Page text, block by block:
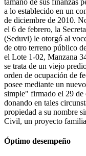
tamaño de sus finanzas
a lo establecido en un
de diciembre de 2010.
el 6 de febrero, la
(Seduvi) le otorgó al
de otro terreno público
el Lote 1-02, Manzana
se trata de un viejo
orden de ocupación de
posee mediante un
simple" firmado el 29 de
donando en tales
propiedad a su nombre
Civil, un proyecto
Óptimo desempeño